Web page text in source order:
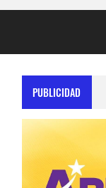
PUBLICIDAD